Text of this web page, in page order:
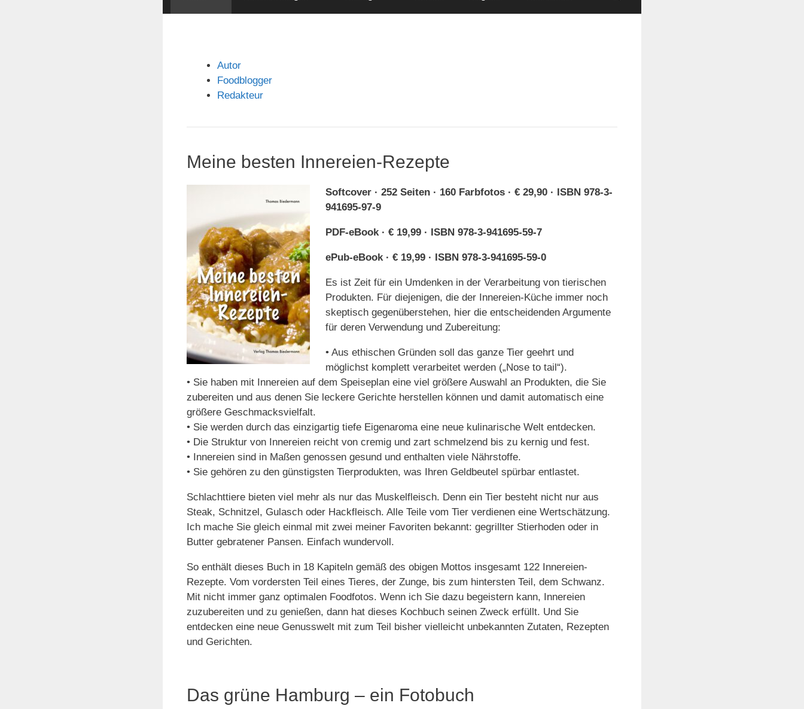
Autor
Foodblogger
Redakteur
Meine besten Innereien-Rezepte
Softcover · 252 Seiten · 160 Farbfotos · € 29,90 · ISBN 978-3-
941695-97-9
PDF-eBook · € 19,99 · ISBN 978-3-941695-59-7
ePub-eBook · € 19,99 · ISBN 978-3-941695-59-0
Es ist Zeit für ein Umdenken in der Verarbeitung von tierischen
Produkten. Für diejenigen, die der Innereien-Küche immer noch
skeptisch gegenüberstehen, hier die entscheidenden Argumente
für deren Verwendung und Zubereitung:
• Aus ethischen Gründen soll das ganze Tier geehrt und
möglichst komplett verarbeitet werden („Nose to tail“).
• Sie haben mit Innereien auf dem Speiseplan eine viel größere Auswahl an Produkten, die Sie
zubereiten und aus denen Sie leckere Gerichte herstellen können und damit automatisch eine
größere Geschmacksvielfalt.
• Sie werden durch das einzigartig tiefe Eigenaroma eine neue kulinarische Welt entdecken.
• Die Struktur von Innereien reicht von cremig und zart schmelzend bis zu kernig und fest.
• Innereien sind in Maßen genossen gesund und enthalten viele Nährstoffe.
• Sie gehören zu den günstigsten Tierprodukten, was Ihren Geldbeutel spürbar entlastet.
Schlachttiere bieten viel mehr als nur das Muskelfleisch. Denn ein Tier besteht nicht nur aus
Steak, Schnitzel, Gulasch oder Hackfleisch. Alle Teile vom Tier verdienen eine Wertschätzung.
Ich mache Sie gleich einmal mit zwei meiner Favoriten bekannt: gegrillter Stierhoden oder in
Butter gebratener Pansen. Einfach wundervoll.
So enthält dieses Buch in 18 Kapiteln gemäß des obigen Mottos insgesamt 122 Innereien-
Rezepte. Vom vordersten Teil eines Tieres, der Zunge, bis zum hintersten Teil, dem Schwanz.
Mit nicht immer ganz optimalen Foodfotos. Wenn ich Sie dazu begeistern kann, Innereien
zuzubereiten und zu genießen, dann hat dieses Kochbuch seinen Zweck erfüllt. Und Sie
entdecken eine neue Genusswelt mit zum Teil bisher vielleicht unbekannten Zutaten, Rezepten
und Gerichten.
Das grüne Hamburg – ein Fotobuch